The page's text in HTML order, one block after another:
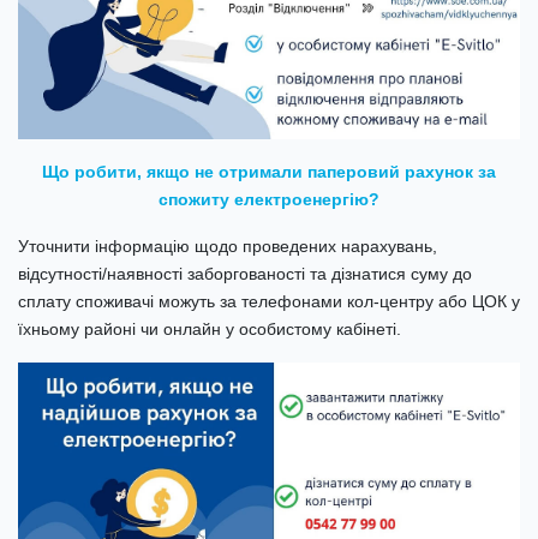
Що робити, якщо не отримали паперовий рахунок за
спожиту електроенергію?
Уточнити інформацію щодо проведених нарахувань,
відсутності/наявності заборгованості та дізнатися суму до
сплату споживачі можуть за телефонами кол-центру або ЦОК у
їхньому районі чи онлайн у особистому кабінеті.